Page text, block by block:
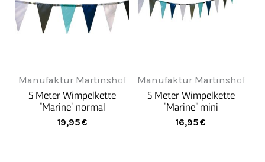
Manufaktur Martinshof
5 Meter Wimpelkette
"Marine" normal
19,95€
Manufaktur Martinshof
5 Meter Wimpelkette
"Marine" mini
16,95€